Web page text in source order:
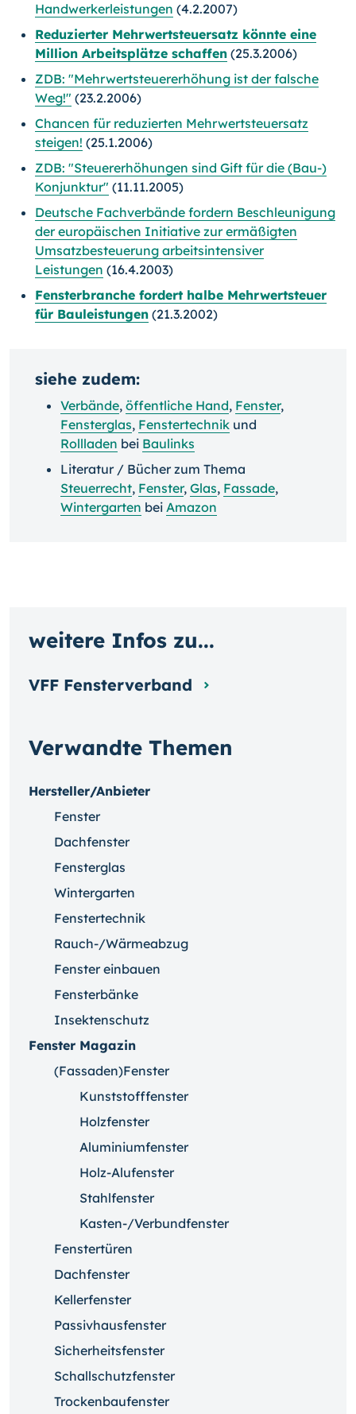
Handwerkerleistungen (4.2.2007)
Reduzierter Mehrwertsteuersatz könnte eine
Million Arbeitsplätze schaffen (25.3.2006)
ZDB: "Mehrwertsteuererhöhung ist der falsche
Weg!" (23.2.2006)
Chancen für reduzierten Mehrwertsteuersatz
steigen! (25.1.2006)
ZDB: "Steuererhöhungen sind Gift für die (Bau-)
Konjunktur" (11.11.2005)
Deutsche Fachverbände fordern Beschleunigung
der europäischen Initiative zur ermäßigten
Umsatzbesteuerung arbeitsintensiver
Leistungen (16.4.2003)
Fensterbranche fordert halbe Mehrwertsteuer
für Bauleistungen (21.3.2002)
siehe zudem:
Verbände, öffentliche Hand, Fenster,
Fensterglas, Fenstertechnik und
Rollladen bei Baulinks
Literatur / Bücher zum Thema
Steuerrecht, Fenster, Glas, Fassade,
Wintergarten bei Amazon
Verwandte Themen
Hersteller/Anbieter
Fenster
Dachfenster
Fensterglas
Wintergarten
Fenstertechnik
Rauch-/Wärmeabzug
Fenster einbauen
Fensterbänke
Insektenschutz
Fenster Magazin
(Fassaden)Fenster
Kunststofffenster
Holzfenster
Aluminiumfenster
Holz-Alufenster
Stahlfenster
Kasten-/Verbundfenster
Fenstertüren
Dachfenster
Kellerfenster
Passivhausfenster
Sicherheitsfenster
Schallschutzfenster
Trockenbaufenster
weitere Infos zu...
VFF Fensterverband